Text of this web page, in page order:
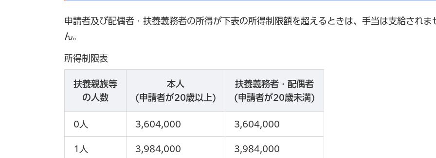
申請者及び配偶者・扶養義務者の所得が下表の所得制限額を超えるときは、手当は支給されま
ん。
所得制限表
扶養親族等
の人数
本人
(申請者が20歳以上)
扶養義務者・配偶者
(申請者が20歳未満)
0人 3,604,000 3,604,000
1人 3,984,000 3,984,000